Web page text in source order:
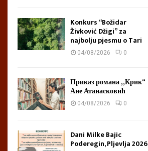
Konkurs “Božidar
Živković Džigi” za
najbolju pjesmu o Tari
04/08/2026 0
Приказ романа „Крик“
Ане Атанасковић
04/08/2026 0
Dani Milke Bajic
Poderegin, Pljevlja 2026